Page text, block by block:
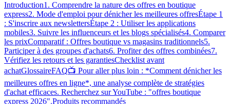
Introduction1. Comprendre la nature des offres en boutique
express2. Mode d'emploi pour dénicher les meilleures offresÉtape 1
: S'inscrire aux newslettersÉtape 2 : Utiliser les applications
mobiles3. Suivre les influenceurs et les blogs spécialisés4. Comparer
les prixComparatif : Offres boutique vs magasins traditionnels5.
Participer à des groupes d'achats6. Profiter des offres combinées7.
Vérifiez les retours et les garantiesChecklist avant
achatGlossaireFAQ📺 Pour aller plus loin : *Comment dénicher les
meilleures offres en ligne*, une analyse complète de stratégies
d'achat efficaces. Recherchez sur YouTube : "offres boutique
express 2026".Produits recommandés